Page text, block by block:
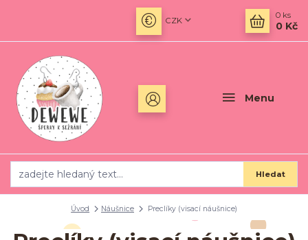
Menu
CZK
Hledat
0 ks
0 Kč
Úvod Náušnice Preclíky (visací náušnice)